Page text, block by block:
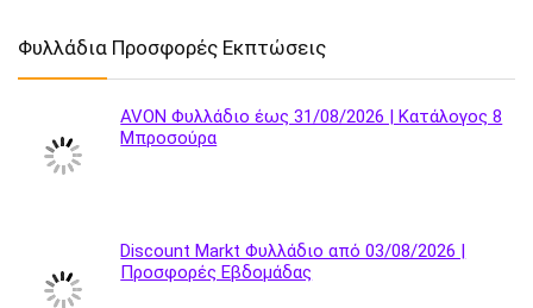
Φυλλάδια Προσφορές Εκπτώσεις
AVON Φυλλάδιο έως 31/08/2026 | Κατάλογος 8
Μπροσούρα
Discount Markt Φυλλάδιο από 03/08/2026 |
Προσφορές Εβδομάδας